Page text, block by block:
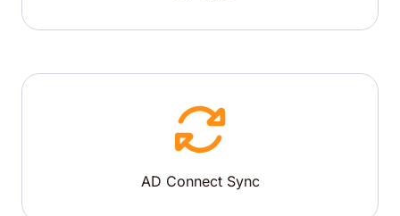
AD Connect Sync